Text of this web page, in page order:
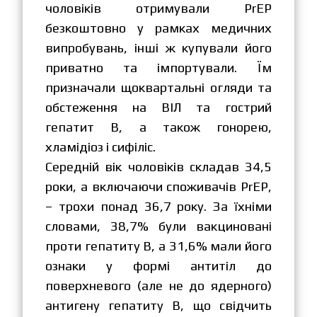
чоловіків отримували PrEP
безкоштовно у рамках медичних
випробувань, інші ж купували його
приватно та імпортували. Їм
призначали щоквартальні огляди та
обстеження на ВІЛ та гострий
гепатит В, а також гонорею,
хламідіоз і сифіліс.
Середній вік чоловіків складав 34,5
роки, а включаючи споживачів PrEP,
– трохи понад 36,7 року. За їхніми
словами, 38,7% були вакциновані
проти гепатиту В, а 31,6% мали його
ознаки у формі антитіл до
поверхневого (але не до ядерного)
антигену гепатиту В, що свідчить